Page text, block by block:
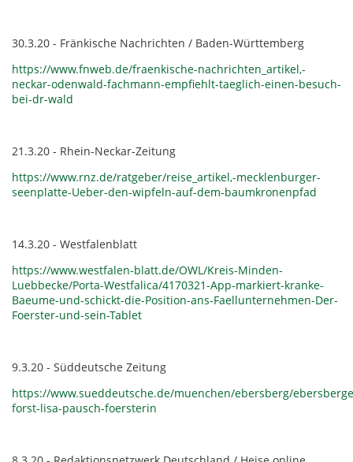
30.3.20 - Fränkische Nachrichten / Baden-Württemberg
https://www.fnweb.de/fraenkische-nachrichten_artikel,-
neckar-odenwald-fachmann-empfiehlt-taeglich-einen-besuch-
bei-dr-wald
21.3.20 - Rhein-Neckar-Zeitung
https://www.rnz.de/ratgeber/reise_artikel,-mecklenburger-
seenplatte-Ueber-den-wipfeln-auf-dem-baumkronenpfad
14.3.20 - Westfalenblatt
https://www.westfalen-blatt.de/OWL/Kreis-Minden-
Luebbecke/Porta-Westfalica/4170321-App-markiert-kranke-
Baeume-und-schickt-die-Position-ans-Faellunternehmen-Der-
Foerster-und-sein-Tablet
9.3.20 - Süddeutsche Zeitung
https://www.sueddeutsche.de/muenchen/ebersberg/
forst-lisa-pausch-foersterin